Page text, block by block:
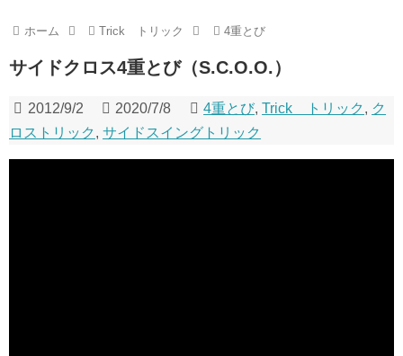
ホーム Trick トリック 4重とび
サイドクロス4重とび（S.C.O.O.）
2012/9/2 2020/7/8 4重とび,Trick トリック , ク
ロストリック , サイドスイングトリック